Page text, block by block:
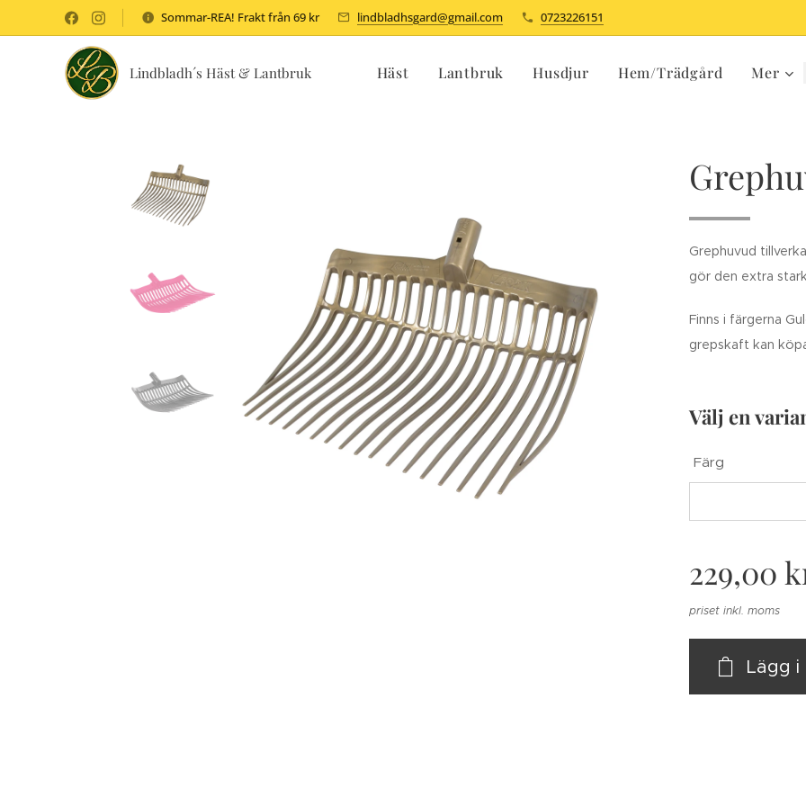
Sommar-REA! Frakt från 69 kr lindbladhsgard@gmail.com 0723226151
Lindbladh´s Häst & Lantbruk Häst Lantbruk Husdjur Hem/Trädgård Mer
Grephuvud
gör den extra
Finns i färgerna
grepskaft kan
Välj en
Färg
229,00
priset inkl. moms
Lägg i